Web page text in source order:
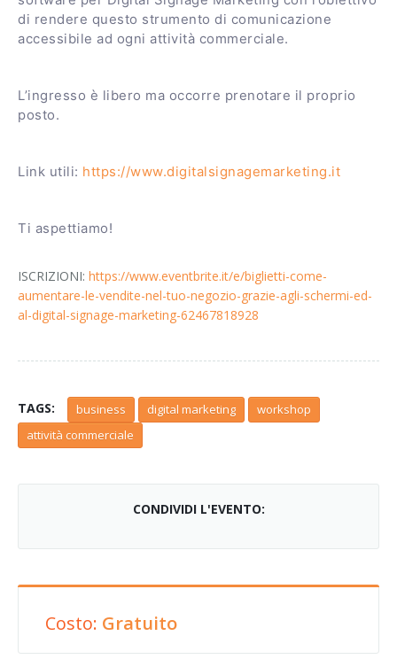
di rendere questo strumento di comunicazione
accessibile ad ogni attività commerciale.
L’ingresso è libero ma occorre prenotare il proprio
posto.
Link utili: https://www.digitalsignagemarketing.it
Ti aspettiamo!
ISCRIZIONI: https://www.eventbrite.it/e/biglietti-come-
aumentare-le-vendite-nel-tuo-negozio-grazie-agli-schermi-ed-
al-digital-signage-marketing-62467818928
TAGS: business digital marketing
workshop
attività commerciale
CONDIVIDI L'EVENTO:
Costo: Gratuito